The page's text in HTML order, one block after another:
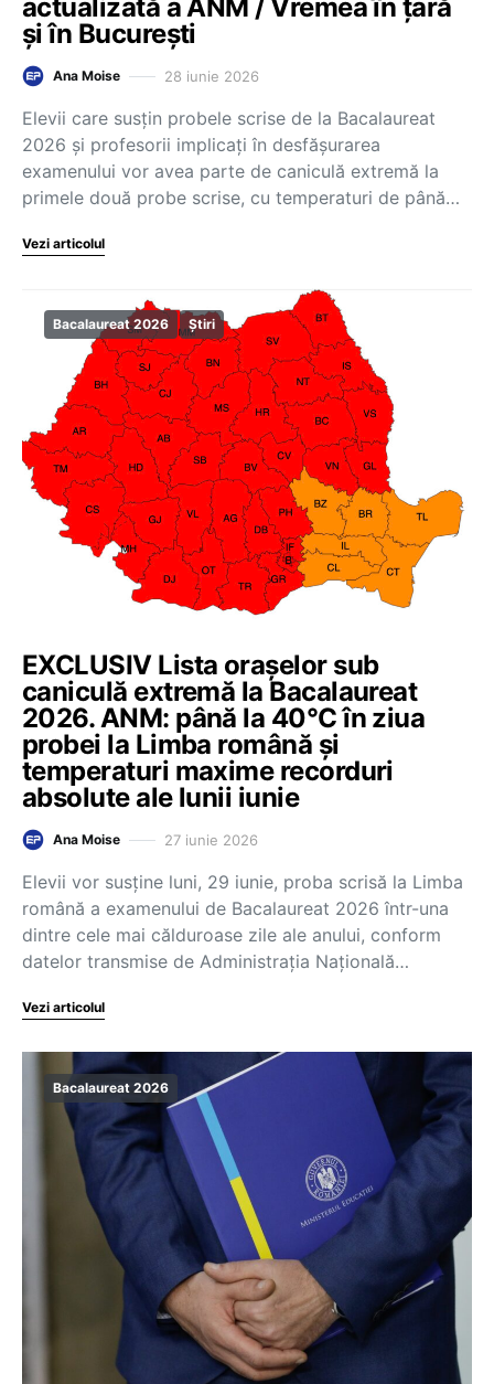
actualizată a ANM / Vremea în țară
și în București
Ana Moise 28 iunie 2026
Elevii care susțin probele scrise de la Bacalaureat
2026 și profesorii implicați în desfășurarea
examenului vor avea parte de caniculă extremă la
primele două probe scrise, cu temperaturi de până…
Vezi articolul
Bacalaureat 2026 Știri
EXCLUSIV Lista orașelor sub
caniculă extremă la Bacalaureat
2026. ANM: până la 40°C în ziua
probei la Limba română și
temperaturi maxime recorduri
absolute ale lunii iunie
Ana Moise 27 iunie 2026
Elevii vor susține luni, 29 iunie, proba scrisă la Limba
română a examenului de Bacalaureat 2026 într-una
dintre cele mai călduroase zile ale anului, conform
datelor transmise de Administrația Națională…
Vezi articolul
Bacalaureat 2026